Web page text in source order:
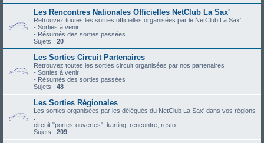
Les Rencontres Nationales Officielles NetClub La Sax'
Retrouvez toutes les sorties officielles organisées par le NetClub La Sax' :
- Sorties à venir
- Résumés des sorties passées
Sujets : 20
Les Sorties Circuit Partenaires
Retrouvez toutes les sorties circuit organisées par nos partenaires :
- Sorties à venir
- Résumés des sorties passées
Sujets : 48
Les Sorties Régionales
Les sorties organisées par les délégués du NetClub La Sax' dans vos régions
:
circuit "portes-ouvertes", karting, rencontre, resto...
Sujets : 209